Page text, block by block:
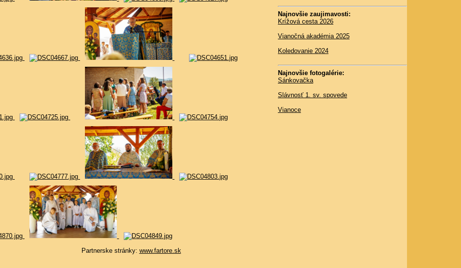
Najnovšie zaujimavosti:
Krížová cesta 2026
Vianočná akadémia 2025
Koledovanie 2024
Najnovšie fotogalérie:
Sánkovačka
Slávnosť 1. sv. spovede
Vianoce
Partnerske stránky: www.fartore.sk